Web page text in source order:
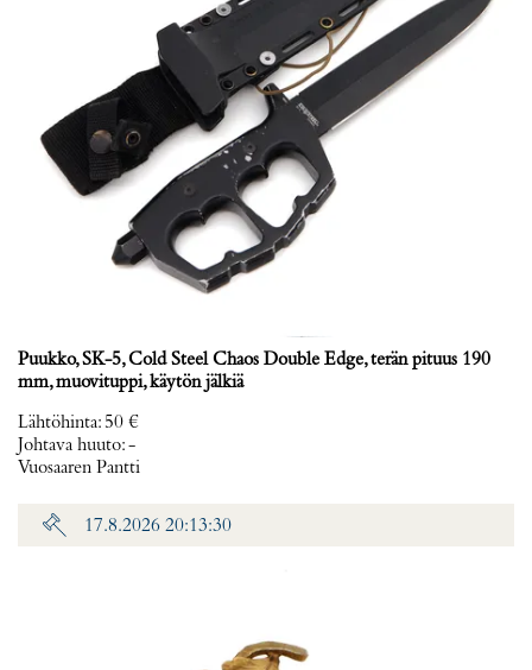
Puukko, SK-5, Cold Steel Chaos Double Edge, terän pituus 190
mm, muovituppi, käytön jälkiä
Lähtöhinta: 50 €
Johtava huuto:-
Vuosaaren Pantti
17.8.2026 20:13:30